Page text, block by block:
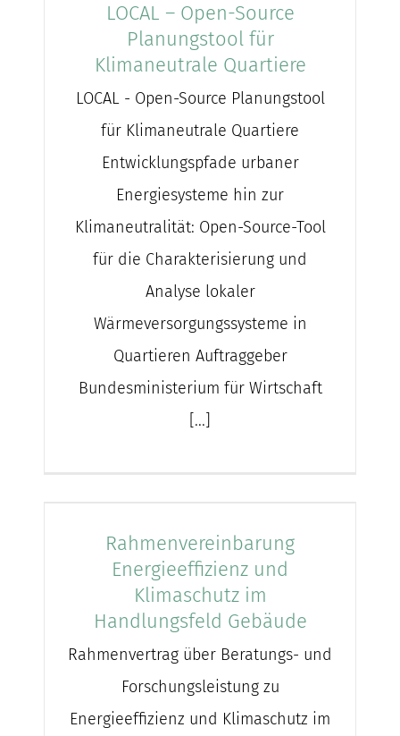
LOCAL – Open-Source
Planungstool für
Klimaneutrale Quartiere
LOCAL - Open-Source Planungstool
für Klimaneutrale Quartiere
Entwicklungspfade urbaner
Energiesysteme hin zur
Klimaneutralität: Open-Source-Tool
für die Charakterisierung und
Analyse lokaler
Wärmeversorgungssysteme in
Quartieren Auftraggeber
Bundesministerium für Wirtschaft
[...]
Rahmenvereinbarung
Energieeffizienz und
Klimaschutz im
Handlungsfeld Gebäude
Rahmenvertrag über Beratungs- und
Forschungsleistung zu
Energieeffizienz und Klimaschutz im